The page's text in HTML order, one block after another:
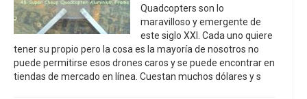
Quadcopters son lo
maravilloso y emergente de
este siglo XXI. Cada uno quiere
tener su propio pero la cosa es la mayoría de nosotros no
puede permitirse esos drones caros y se puede encontrar en
tiendas de mercado en línea. Cuestan muchos dólares y s